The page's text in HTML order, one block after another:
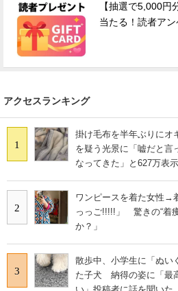
【抽選で5,000円
当たる！読者ア
アクセスランキング
1
掛け毛布を半年ぶりに
を疑う光景に「嘘だと言
なってきた」と627万表示
2
ワンピースを着た女性
っっご!!!!!」 驚きの“着
か？」
3
散歩中、小学生に「ぬい
た子犬 納得の姿に「最